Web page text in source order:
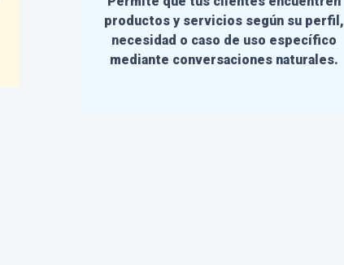
productos y servicios según su perfil,
necesidad o caso de uso específico
mediante conversaciones naturales.